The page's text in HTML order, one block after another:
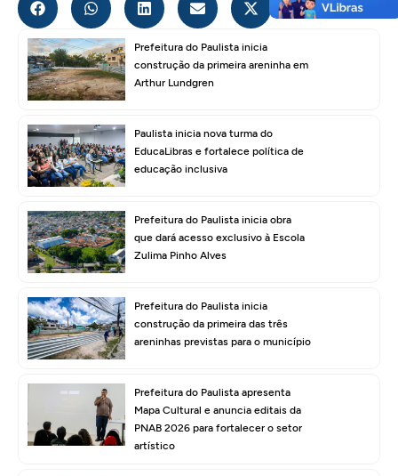
Prefeitura do Paulista inicia
construção da primeira areninha em
Arthur Lundgren
Paulista inicia nova turma do
EducaLibras e fortalece política de
educação inclusiva
Prefeitura do Paulista inicia obra
que dará acesso exclusivo à Escola
Zulima Pinho Alves
Prefeitura do Paulista inicia
construção da primeira das três
areninhas previstas para o município
Prefeitura do Paulista apresenta
Mapa Cultural e anuncia editais da
PNAB 2026 para fortalecer o setor
artístico